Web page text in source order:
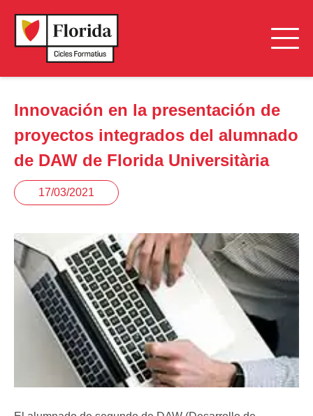
Innovación en la presentación de
proyectos integrados del alumnado
de DAW de Florida Universitària
17/03/2021